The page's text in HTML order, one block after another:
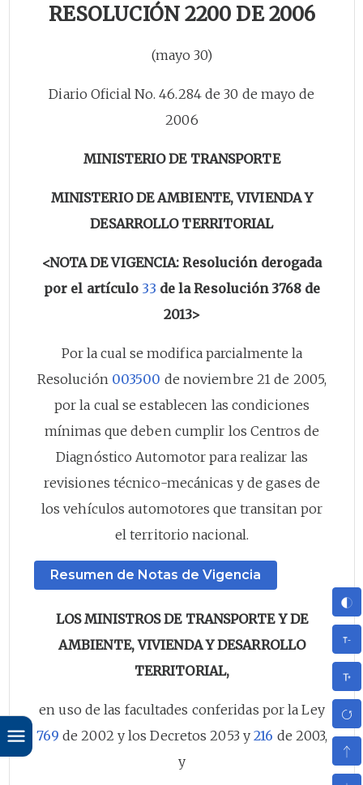
RESOLUCIÓN 2200 DE 2006
(mayo 30)
Diario Oficial No. 46.284 de 30 de mayo de
2006
MINISTERIO DE TRANSPORTE
MINISTERIO DE AMBIENTE, VIVIENDA Y
DESARROLLO TERRITORIAL
<NOTA DE VIGENCIA: Resolución derogada
por el artículo 33 de la Resolución 3768 de
2013>
Por la cual se modifica parcialmente la
Resolución 003500 de noviembre 21 de 2005,
por la cual se establecen las condiciones
mínimas que deben cumplir los Centros de
Diagnóstico Automotor para realizar las
revisiones técnico-mecánicas y de gases de
los vehículos automotores que transitan por
el territorio nacional.
Resumen de Notas de Vigencia
LOS MINISTROS DE TRANSPORTE Y DE
AMBIENTE, VIVIENDA Y DESARROLLO
TERRITORIAL,
en uso de las facultades conferidas por la Ley
769 de 2002 y los Decretos 2053 y216 de 2003,
y